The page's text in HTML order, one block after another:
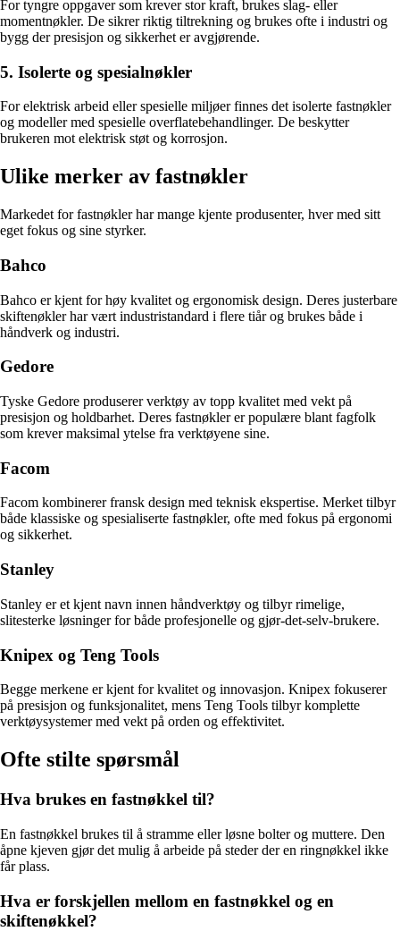
For tyngre oppgaver som krever stor kraft, brukes slag- eller
momentnøkler. De sikrer riktig tiltrekning og brukes ofte i industri og
bygg der presisjon og sikkerhet er avgjørende.
5. Isolerte og spesialnøkler
For elektrisk arbeid eller spesielle miljøer finnes det isolerte fastnøkler
og modeller med spesielle overflatebehandlinger. De beskytter
brukeren mot elektrisk støt og korrosjon.
Ulike merker av fastnøkler
Markedet for fastnøkler har mange kjente produsenter, hver med sitt
eget fokus og sine styrker.
Bahco
Bahco er kjent for høy kvalitet og ergonomisk design. Deres justerbare
skiftenøkler har vært industristandard i flere tiår og brukes både i
håndverk og industri.
Gedore
Tyske Gedore produserer verktøy av topp kvalitet med vekt på
presisjon og holdbarhet. Deres fastnøkler er populære blant fagfolk
som krever maksimal ytelse fra verktøyene sine.
Facom
Facom kombinerer fransk design med teknisk ekspertise. Merket tilbyr
både klassiske og spesialiserte fastnøkler, ofte med fokus på ergonomi
og sikkerhet.
Stanley
Stanley er et kjent navn innen håndverktøy og tilbyr rimelige,
slitesterke løsninger for både profesjonelle og gjør-det-selv-brukere.
Knipex og Teng Tools
Begge merkene er kjent for kvalitet og innovasjon. Knipex fokuserer
på presisjon og funksjonalitet, mens Teng Tools tilbyr komplette
verktøysystemer med vekt på orden og effektivitet.
Ofte stilte spørsmål
Hva brukes en fastnøkkel til?
En fastnøkkel brukes til å stramme eller løsne bolter og muttere. Den
åpne kjeven gjør det mulig å arbeide på steder der en ringnøkkel ikke
får plass.
Hva er forskjellen mellom en fastnøkkel og en
skiftenøkkel?